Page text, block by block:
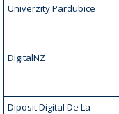
Univerzity Pardubice
DigitalNZ
Diposit Digital De La